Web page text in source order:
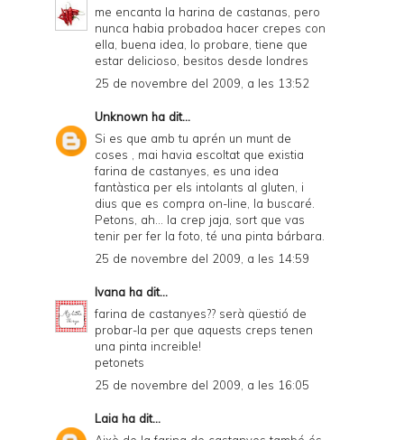
me encanta la harina de castanas, pero
nunca habia probadoa hacer crepes con
ella, buena idea, lo probare, tiene que
estar delicioso, besitos desde londres
25 de novembre del 2009, a les 13:52
Unknown ha dit...
Si es que amb tu aprén un munt de
coses , mai havia escoltat que existia
farina de castanyes, es una idea
fantàstica per els intolants al gluten, i
dius que es compra on-line, la buscaré.
Petons, ah... la crep jaja, sort que vas
tenir per fer la foto, té una pinta bárbara.
25 de novembre del 2009, a les 14:59
Ivana ha dit...
farina de castanyes?? serà qüestió de
probar-la per que aquests creps tenen
una pinta increible!
petonets
25 de novembre del 2009, a les 16:05
Laia ha dit...